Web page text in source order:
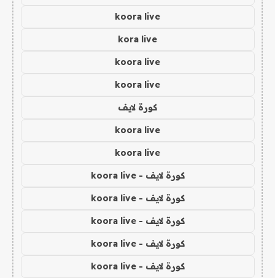
koora live
kora live
koora live
koora live
كورة لايف
koora live
koora live
كورة لايف - koora live
كورة لايف - koora live
كورة لايف - koora live
كورة لايف - koora live
كورة لايف - koora live